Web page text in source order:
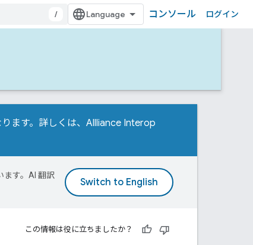
/ コンソール ログイン
ます。詳しくは、 Allliance Interop
ます。AI 翻訳
この情報は役に立ちましたか？